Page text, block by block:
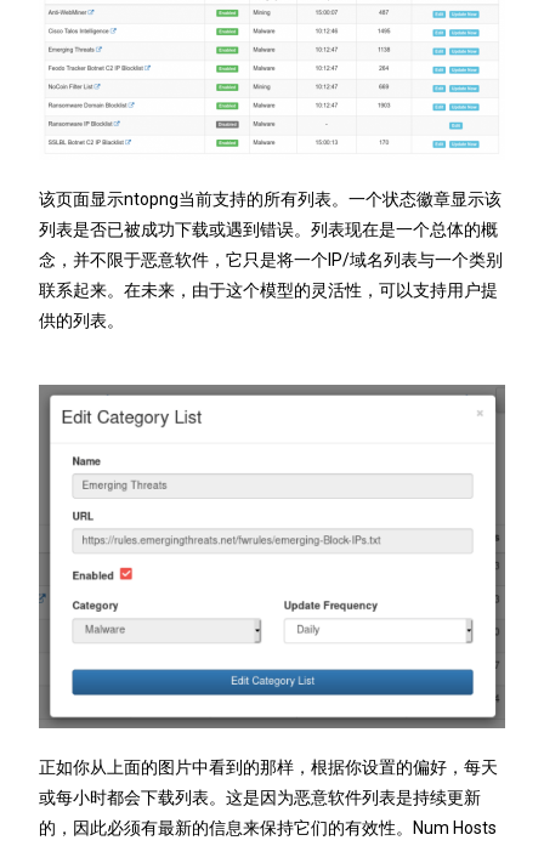
该页面显示ntopng当前支持的所有列表。一个状态徽章显示该
列表是否已被成功下载或遇到错误。列表现在是一个总体的概
念，并不限于恶意软件，它只是将一个IP/域名列表与一个类别
联系起来。在未来，由于这个模型的灵活性，可以支持用户提
供的列表。
正如你从上面的图片中看到的那样，根据你设置的偏好，每天
或每小时都会下载列表。这是因为恶意软件列表是持续更新
的，因此必须有最新的信息来保持它们的有效性。Num Hosts